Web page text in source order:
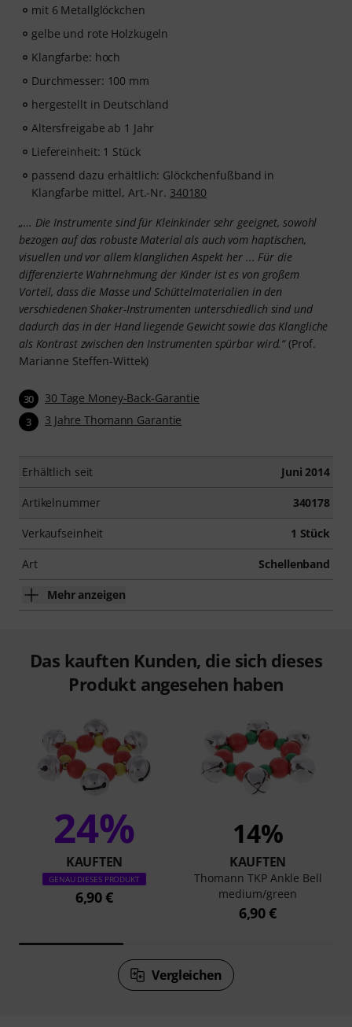
mit 6 Metallglöckchen
gelbe und rote Holzkugeln
Klangfarbe: hoch
Durchmesser: 100 mm
hergestellt in Deutschland
Altersfreigabe ab 1 Jahr
Liefereinheit: 1 Stück
passend dazu erhältlich: Glöckchenfußband in
Klangfarbe mittel, Art.-Nr. 340180
„… Die Instrumente sind für Kleinkinder sehr geeignet, sowohl
bezogen auf das robuste Material als auch vom haptischen,
visuellen und vor allem klanglichen Aspekt her ... Für die
differenzierte Wahrnehmung der Kinder ist es von großem
Vorteil, dass die Masse und Schüttelmaterialien in den
verschiedenen Shaker-Instrumenten unterschiedlich sind und
dadurch das in der Hand liegende Gewicht sowie das Klangliche
als Kontrast zwischen den Instrumenten spürbar wird.“(Prof.
Marianne Steffen-Wittek)
30 30 Tage Money-Back-Garantie
3 3 Jahre Thomann Garantie
Erhältlich seit Juni 2014
Artikelnummer 340178
Verkaufseinheit 1 Stück
Art Schellenband
Mehr anzeigen
Das kauften Kunden, die sich dieses
Produkt angesehen haben
24%
KAUFTEN
GENAU DIESES PRODUKT
6,90 €
14%
KAUFTEN
Thomann TKP Ankle Bell
medium/green
6,90 €
Vergleichen